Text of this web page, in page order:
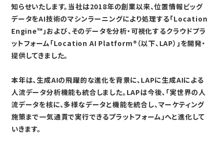
知らせいたします。当社は2018年の創業以来、位置情報ビッグ
データをAI技術のマシンラーニングにより処理する「Location
Engine™」および、そのデータを分析・可視化するクラウドプラ
ットフォーム「Location AI Platform®（以下、LAP）」を開発・
提供してきました。
本年は、生成AIの飛躍的な進化を背景に、LAPに生成AIによる
人流データ分析機能も統合しました。LAPは今後、「実世界の人
流データを核に、多様なデータと機能を統合し、マーケティング
施策まで一気通貫で実行できるプラットフォーム」へと進化して
いきます。